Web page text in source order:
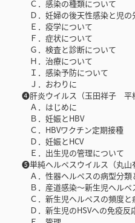
Ｃ．感染の種類について
Ｄ．妊婦の後天性感染と児の
Ｅ．疫学について
Ｆ．症状について
Ｇ．検査と診断について
Ｈ．治療について
Ｉ．感染予防について
Ｊ．おわりに
❹肝炎ウイルス（玉田祥子 平松
Ａ．はじめに
Ｂ．妊娠とHBV
Ｃ．HBVワクチン定期接種
Ｄ．妊娠とHCV
Ｅ．出生児の管理について
❺単純ヘルペスウイルス（丸山
Ａ．性器ヘルペスの病型分類
Ｂ．産道感染〜新生児ヘルペ
Ｃ．新生児ヘルペスの頻度と
Ｄ．新生児のHSVへの免疫反